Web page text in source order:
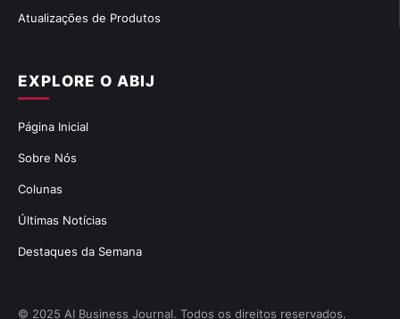
EXPLORE O ABIJ
Página Inicial
Sobre Nós
Colunas
Últimas Notícias
Destaques da Semana
Atualizações de Produtos
© 2025 AI Business Journal. Todos os direitos reservados.